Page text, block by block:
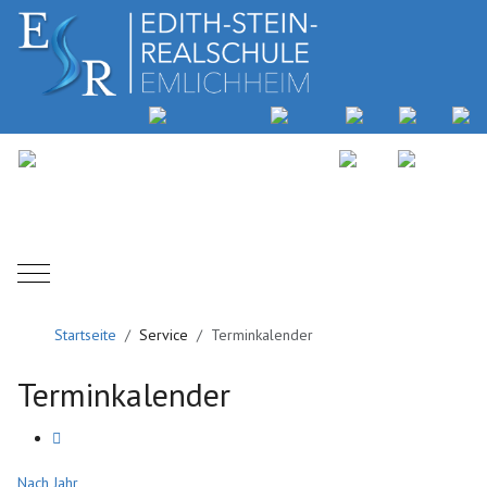
Mobile Menu Toggle
Startseite Service Terminkalender
Terminkalender
Nach Jahr